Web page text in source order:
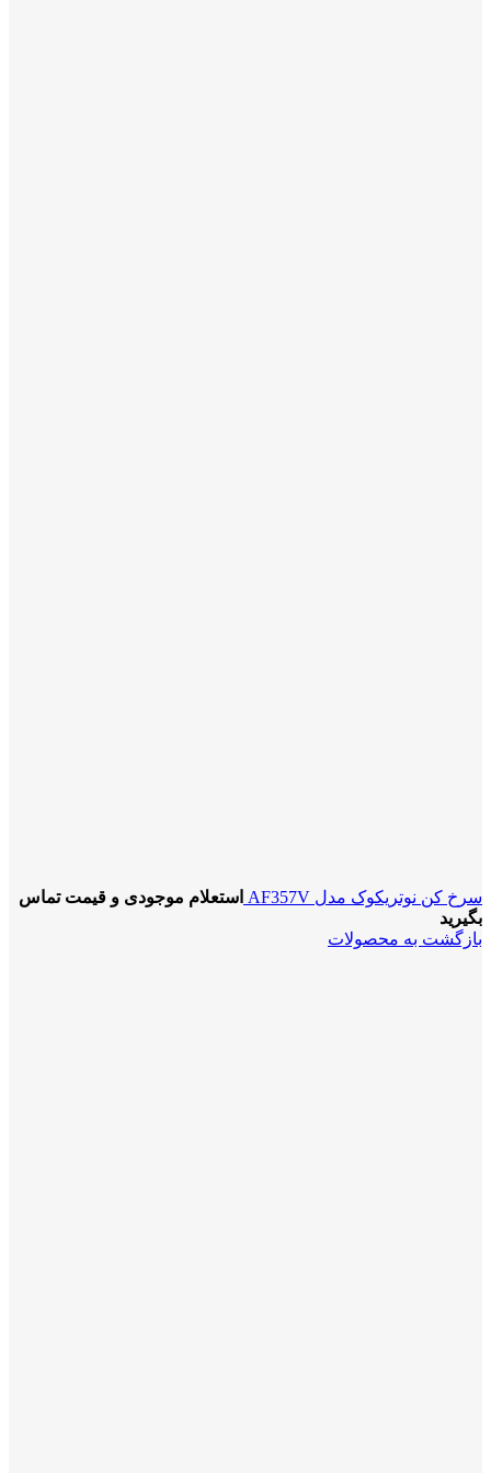
سرخ کن نوتریکوک مدل AF357V
استعلام موجودی و قیمت تماس
بگیرید
بازگشت به محصولات